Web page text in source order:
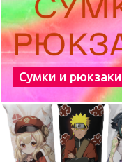
Сумки и рюкзаки